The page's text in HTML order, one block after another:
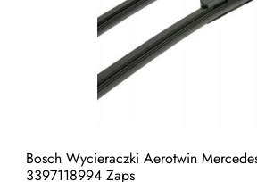
Bosch Wycieraczki Aerotwin
3397118994 Zaps